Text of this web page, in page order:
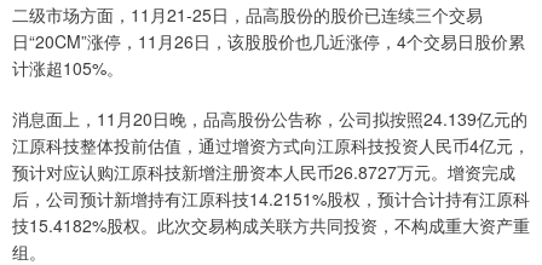
二级市场方面，11月21-25日，品高股份的股价已连续三个交易
日“20CM”涨停，11月26日，该股股价也几近涨停，4个交易日股价累
计涨超105%。
消息面上，11月20日晚，品高股份公告称，公司拟按照24.139亿元的
江原科技整体投前估值，通过增资方式向江原科技投资人民币4亿元，
预计对应认购江原科技新增注册资本人民币26.8727万元。增资完成
后，公司预计新增持有江原科技14.2151%股权，预计合计持有江原科
技15.4182%股权。此次交易构成关联方共同投资，不构成重大资产重
组。